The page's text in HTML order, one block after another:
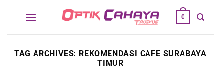
0
TAG ARCHIVES: REKOMENDASI CAFE SURABAYA
TIMUR